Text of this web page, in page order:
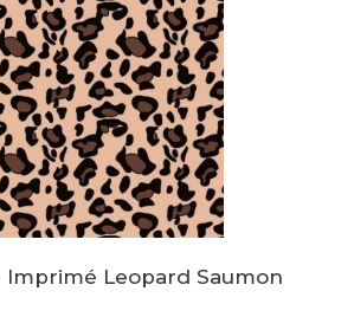
Imprimé Leopard Saumon